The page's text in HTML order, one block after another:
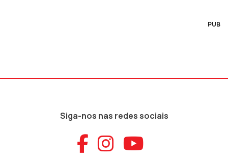
PUB
Siga-nos nas redes sociais
Aceder ao
Aceder ao
Aceder